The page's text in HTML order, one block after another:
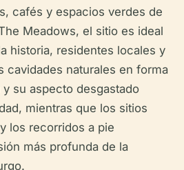
cafés y espacios verdes de
Meadows, el sitio es ideal
historia, residentes locales y
cavidades naturales en forma
su aspecto desgastado
mientras que los sitios
los recorridos a pie
más profunda de la